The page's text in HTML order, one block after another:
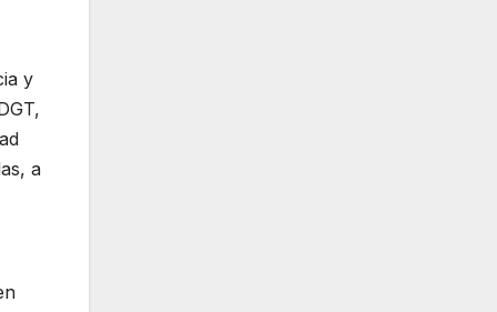
y
a